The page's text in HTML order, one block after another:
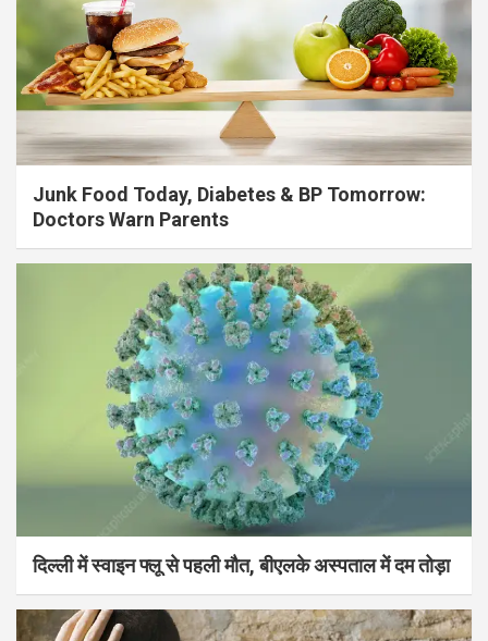
Junk Food Today, Diabetes & BP Tomorrow:
Doctors Warn Parents
दिल्ली में स्वाइन फ्लू से पहली मौत, बीएलके अस्पताल में दम तोड़ा